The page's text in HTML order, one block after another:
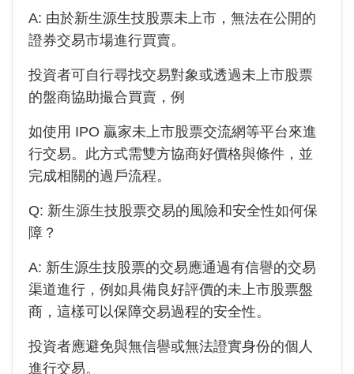
A: 由於新生源生技股票未上市，無法在公開的
證券交易市場進行買賣。
投資者可自行尋找交易對象或透過未上市股票
的盤商協助撮合買賣，例
如使用 IPO 贏家未上市股票交流網等平台來進
行交易。此方式需雙方協商好價格與條件，並
完成相關的過戶流程。
Q: 新生源生技股票交易的風險和安全性如何保
障？
A: 新生源生技股票的交易應通過有信譽的交易
渠道進行，例如具備良好評價的未上市股票盤
商，這樣可以保障交易過程的安全性。
投資者應避免與無信譽或無法證實身份的個人
進行交易。